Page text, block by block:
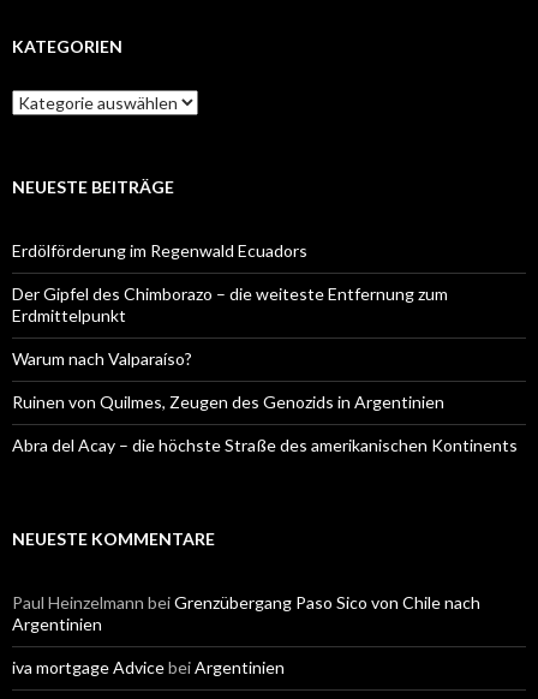
KATEGORIEN
Kategorien
NEUESTE BEITRÄGE
Erdölförderung im Regenwald Ecuadors
Der Gipfel des Chimborazo – die weiteste Entfernung zum
Erdmittelpunkt
Warum nach Valparaíso?
Ruinen von Quilmes, Zeugen des Genozids in Argentinien
Abra del Acay – die höchste Straße des amerikanischen Kontinents
NEUESTE KOMMENTARE
Paul Heinzelmann beiGrenzübergang Paso Sico von Chile nach
Argentinien
iva mortgage AdvicebeiArgentinien